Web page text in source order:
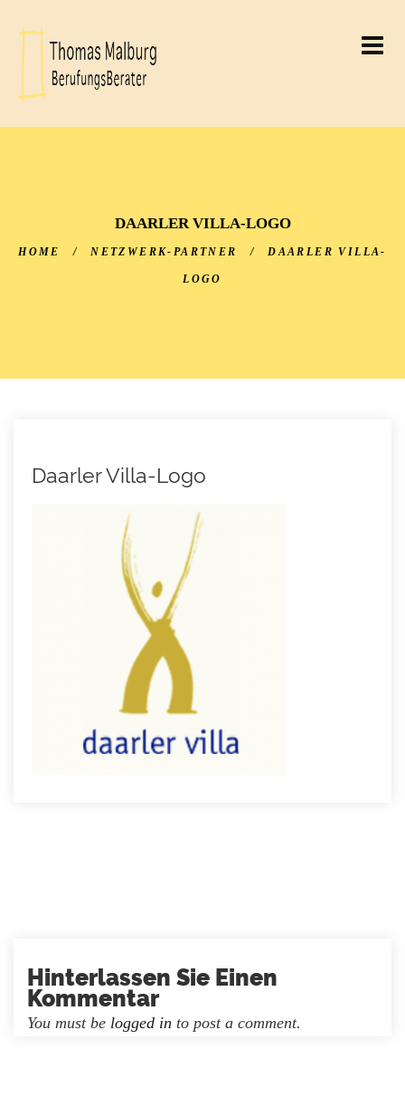
THOMAS MALBURG
DAARLER VILLA-LOGO
HOME / NETZWERK-PARTNER / DAARLER VILLA-
LOGO
Daarler Villa-Logo
Hinterlassen Sie Einen
Kommentar
You must be logged in to post a comment.